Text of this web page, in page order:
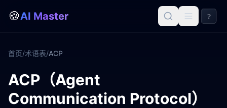
🍪AI Master ?
首页/术语表/ACP
ACP（Agent
Communication Protocol）
ACP